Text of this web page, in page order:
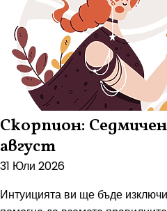
Скорпион:
август
31 Юли 2026
Интуицията ви ще бъде